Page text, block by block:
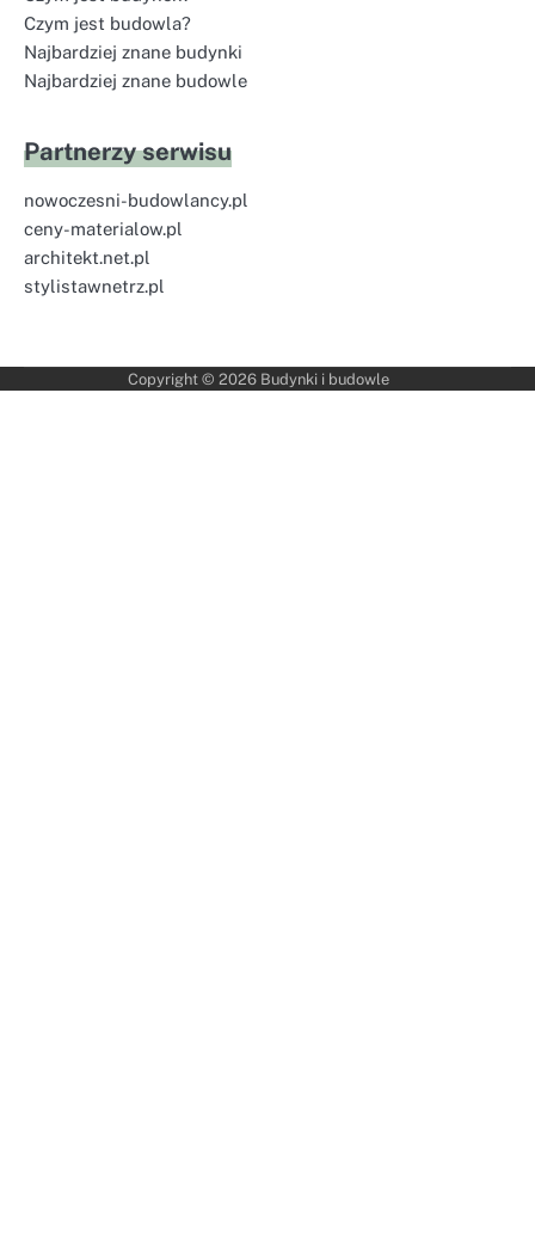
Czym jest budowla?
Najbardziej znane budynki
Najbardziej znane budowle
Partnerzy serwisu
nowoczesni-budowlancy.pl
ceny-materialow.pl
architekt.net.pl
stylistawnetrz.pl
Copyright © 2026 Budynki i budowle